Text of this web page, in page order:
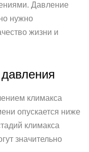
Давление
нужно
жизни и
климакса
опускается ниже
климакса
значительно